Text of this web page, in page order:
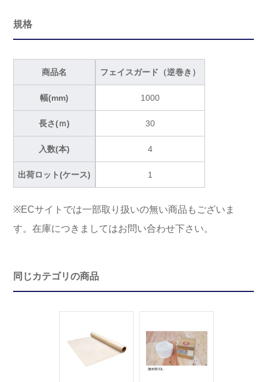
規格
商品名
幅(mm)
長さ(ｍ)
入数(本)
出荷ロット(ケース)
フェイスガード（逆巻き）
1000
30
4
1
※ECサイトでは一部取り扱いの無い商品もございま
す。在庫につきましてはお問い合わせ下さい。
同じカテゴリの商品